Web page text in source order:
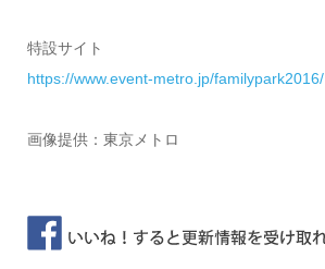
特設サイト
https://www.event-metro.jp/familypark2016/
画像提供：東京メトロ